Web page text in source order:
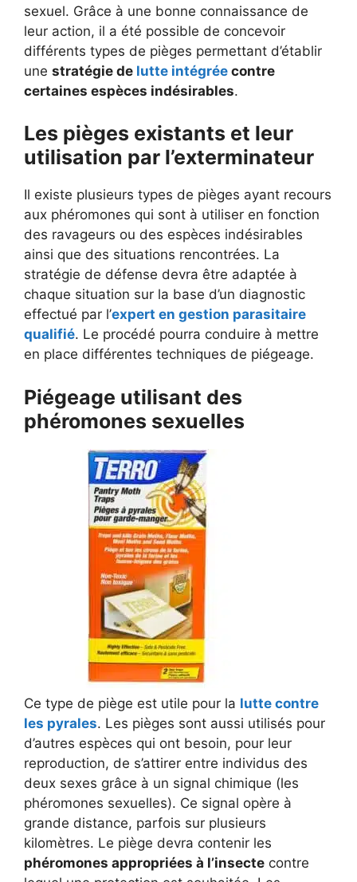
sexuel. Grâce à une bonne connaissance de
leur action, il a été possible de concevoir
différents types de pièges permettant d’établir
une stratégie de lutte intégrée contre
certaines espèces indésirables.
Les pièges existants et leur
utilisation par l’exterminateur
Il existe plusieurs types de pièges ayant recours
aux phéromones qui sont à utiliser en fonction
des ravageurs ou des espèces indésirables
ainsi que des situations rencontrées. La
stratégie de défense devra être adaptée à
chaque situation sur la base d’un diagnostic
effectué par l’expert en gestion parasitaire
qualifié. Le procédé pourra conduire à mettre
en place différentes techniques de piégeage.
Piégeage utilisant des
phéromones sexuelles
Ce type de piège est utile pour la lutte contre
les pyrales. Les pièges sont aussi utilisés pour
d’autres espèces qui ont besoin, pour leur
reproduction, de s’attirer entre individus des
deux sexes grâce à un signal chimique (les
phéromones sexuelles). Ce signal opère à
grande distance, parfois sur plusieurs
kilomètres. Le piège devra contenir les
phéromones appropriées à l’insecte contre